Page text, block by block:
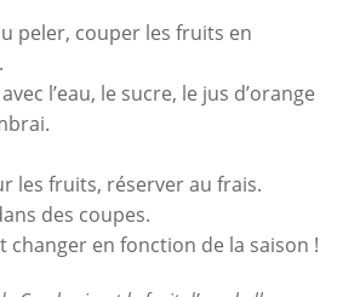
peler, couper les fruits en
l’eau, le sucre, le jus d’orange
les fruits, réserver au frais.
des coupes.
changer en fonction de la saison !